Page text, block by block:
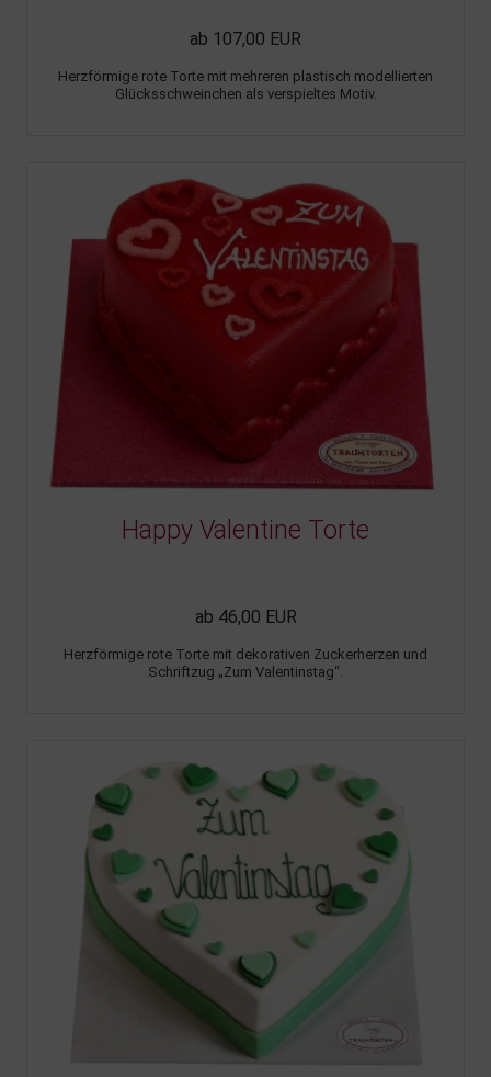
ab 107,00 EUR
Herzförmige rote Torte mit mehreren plastisch modellierten
Glücksschweinchen als verspieltes Motiv.
Happy Valentine Torte
ab 46,00 EUR
Herzförmige rote Torte mit dekorativen Zuckerherzen und
Schriftzug „Zum Valentinstag“.